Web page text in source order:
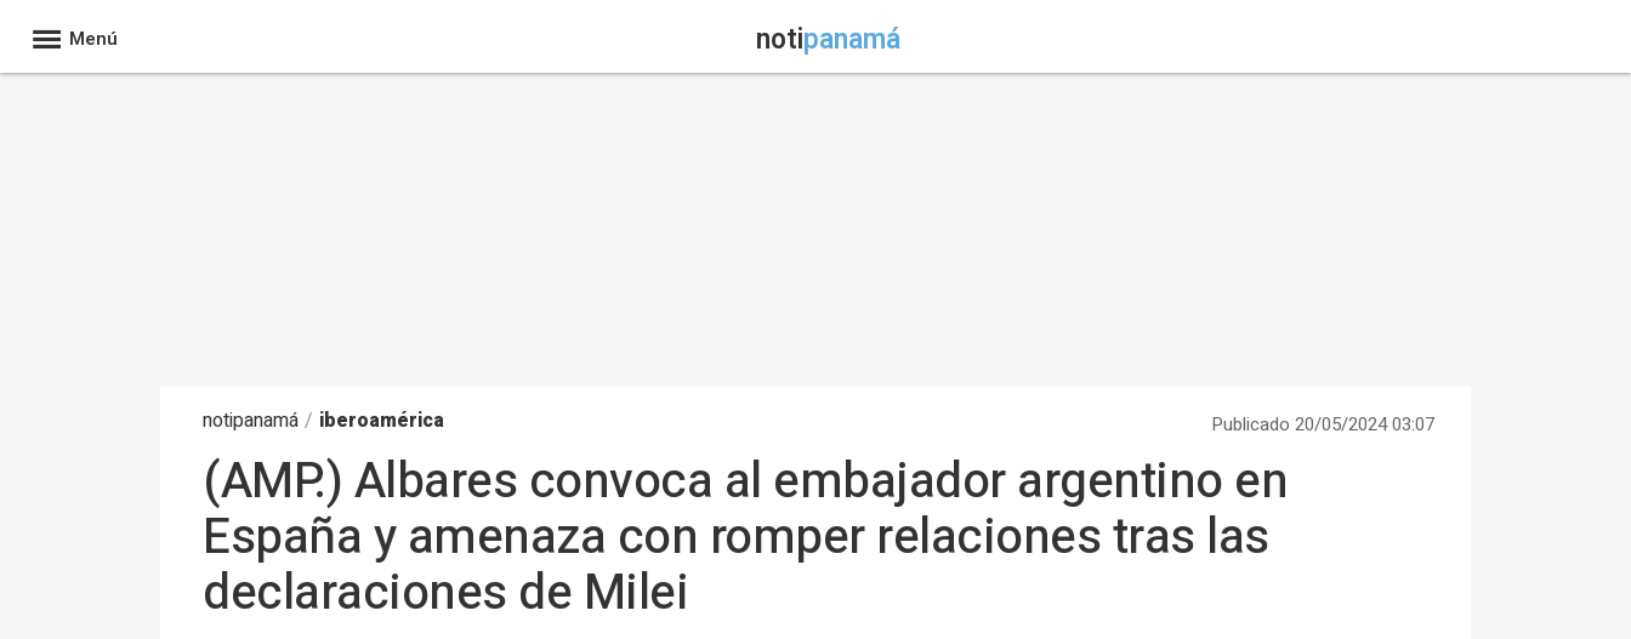
Menú notipanamá
notipanamá / iberoamérica Publicado 20/05/2024 03:07
(AMP.) Albares convoca al embajador argentino en
España y amenaza con romper relaciones tras las
declaraciones de Milei